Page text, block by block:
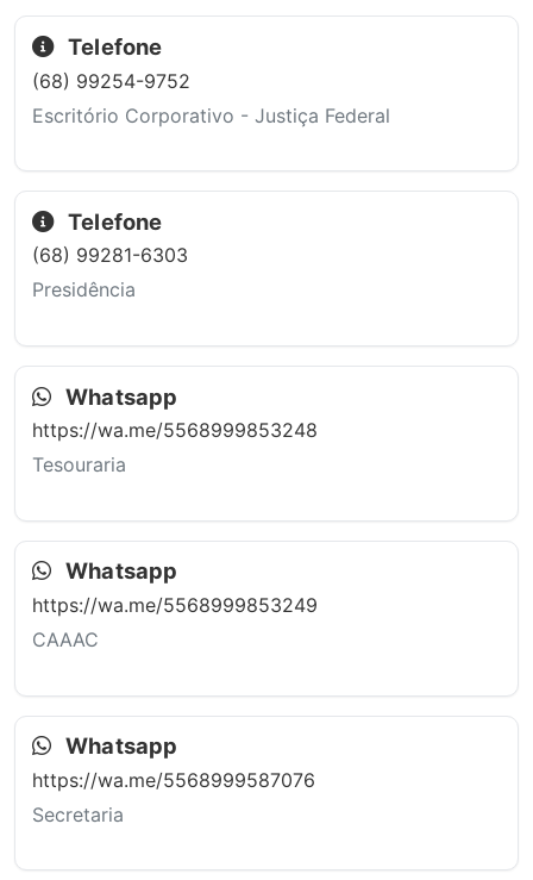
Telefone
(68) 99254-9752
Escritório Corporativo - Justiça Federal
Telefone
(68) 99281-6303
Presidência
Whatsapp
https://wa.me/5568999853248
Tesouraria
Whatsapp
https://wa.me/5568999853249
CAAAC
Whatsapp
https://wa.me/5568999587076
Secretaria